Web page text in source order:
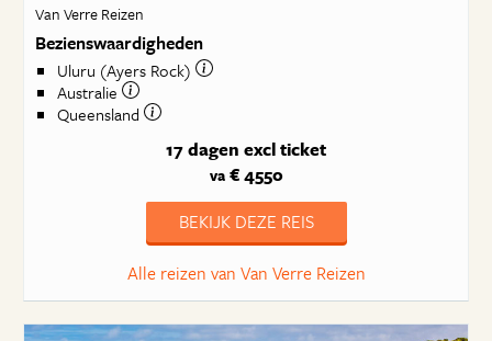
Van Verre Reizen
Bezienswaardigheden
Uluru (Ayers Rock)
Australie
Queensland
17 dagen excl ticket
va€ 4550
BEKIJK DEZE REIS
Alle reizen van Van Verre Reizen